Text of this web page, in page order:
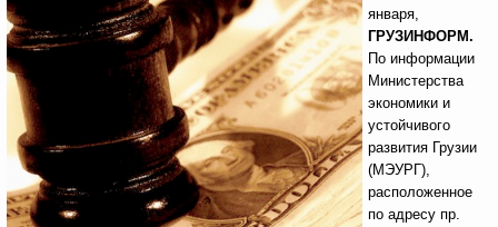
января,
ГРУЗИНФОРМ.
По информации
Министерства
экономики и
устойчивого
развития Грузии
(МЭУРГ),
расположенное
по адресу пр.